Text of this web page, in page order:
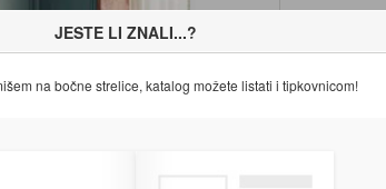
JESTE LI ZNALI...?
na bočne strelice, katalog možete listati i tipkovnicom!